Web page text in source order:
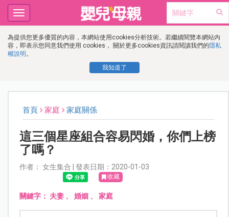
為提供您更多優質的內容，本網站使用cookies分析技術。若繼續閱覽本網站內
容，即表示您同意我們使用 cookies， 關於更多cookies資訊請閱讀我們的隱私
權說明 。
我知道了
Toggle
navigation
首頁 家庭 家庭關係
這三個星座組合容易閃婚，你們上榜
了嗎？
作者： 女生集合 | 發表日期：2020-01-03
收藏
關鍵字： 夫妻、 婚姻 、 家庭